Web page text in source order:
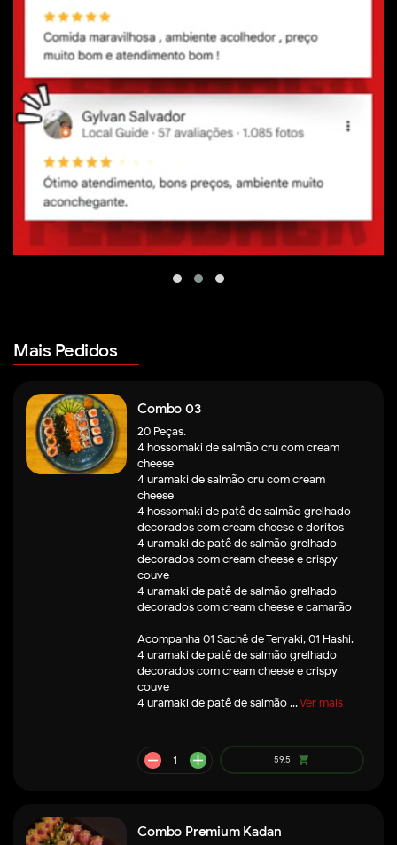
Mais Pedidos
Combo 03
20 Peças.
4 hossomaki de salmão cru com cream
cheese
4 uramaki de salmão cru com cream
cheese
4 hossomaki de patê de salmão grelhado
decorados com cream cheese e doritos
4 uramaki de patê de salmão grelhado
decorados com cream cheese e crispy
couve
4 uramaki de patê de salmão grelhado
decorados com cream cheese e camarão
Acompanha 01 Sachê de Teryaki, 01 Hashi.
4 uramaki de patê de salmão grelhado
decorados com cream cheese e crispy
couve
4 uramaki de patê de salmão ...Ver mais
Combo Premium Kadan